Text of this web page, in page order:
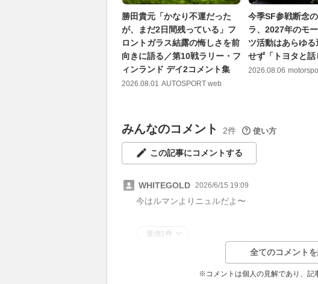
勝田貴元「かなり不運だった
が、まだ2日間残っている」フ
ロントガラス結露の悔しさを前
向きに語る／第10戦ラリー・フ
ィンランド デイ2コメント集
2026.08.01 AUTOSPORT web
今季SF参戦断念
ラ、2027年のモ
ツ活動はあらゆ
せず「トヨタと話
2026.08.06
みんなのコメント 2件 使い方
この記事にコメントする
WHITEGOLD 2026/6/15 19:09
今はルマンよりニュルだよ〜
返信1件
全てのコメントを
※コメントは個人の見解であり、記